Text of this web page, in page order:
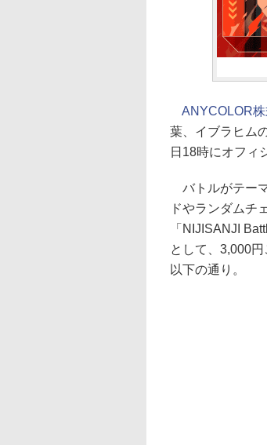
ANYCOLOR
葉、イブラヒム
日18時にオフィ
バトルがテー
ドやランダムチ
「NIJISANJI
として、3,000
以下の通り。